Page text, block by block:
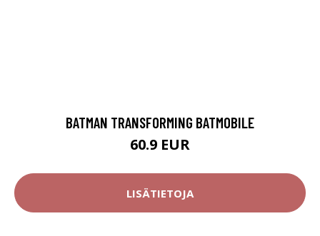
BATMAN TRANSFORMING BATMOBILE
60.9 EUR
LISÄTIETOJA